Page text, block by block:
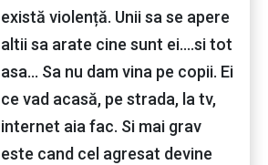
există violență. Unii sa se apere
altii sa arate cine sunt ei....si tot
asa... Sa nu dam vina pe copii. Ei
ce vad acasă, pe strada, la tv,
internet aia fac. Si mai grav
este cand cel agresat devine